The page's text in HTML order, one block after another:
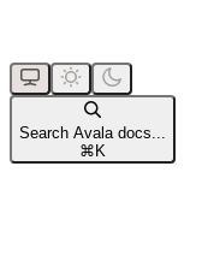
Search Avala docs...
⌘ K